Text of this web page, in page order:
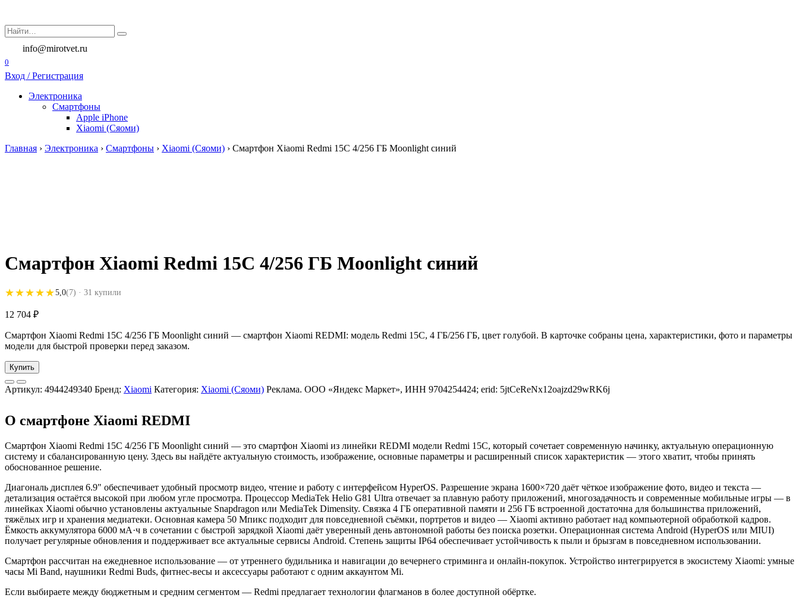
содержанию
Search
for:
info@mirotvet.ru
0
Вход / Регистрация
Электроника
Смартфоны
Apple iPhone
Xiaomi (Сяоми)
Главная › Электроника › Смартфоны › Xiaomi (Сяоми) › Смартфон Xiaomi Redmi 15C 4/256 ГБ Moonlight синий
Смартфон Xiaomi Redmi 15C 4/256 ГБ Moonlight синий
★★★★★
★★★★★5,0(7) · 31 купили
12 704 ₽
Смартфон Xiaomi Redmi 15C 4/256 ГБ Moonlight синий — смартфон Xiaomi REDMI: модель Redmi 15C, 4 ГБ/256 ГБ, цвет голубой. В карточке собраны цена, характеристики, фото и параметры
модели для быстрой проверки перед заказом.
Купить
Артикул: 4944249340 Бренд: Xiaomi Категория: Xiaomi (Сяоми) Реклама. ООО «Яндекс Маркет», ИНН 9704254424; erid: 5jtCeReNx12oajzd29wRK6j
О смартфоне Xiaomi REDMI
Смартфон Xiaomi Redmi 15C 4/256 ГБ Moonlight синий — это смартфон Xiaomi из линейки REDMI модели Redmi 15C, который сочетает современную начинку, актуальную операционную
систему и сбалансированную цену. Здесь вы найдёте актуальную стоимость, изображение, основные параметры и расширенный список характеристик — этого хватит, чтобы принять
обоснованное решение.
Диагональ дисплея 6.9" обеспечивает удобный просмотр видео, чтение и работу с интерфейсом HyperOS. Разрешение экрана 1600×720 даёт чёткое изображение фото, видео и текста —
детализация остаётся высокой при любом угле просмотра. Процессор MediaTek Helio G81 Ultra отвечает за плавную работу приложений, многозадачность и современные мобильные игры — в
линейках Xiaomi обычно установлены актуальные Snapdragon или MediaTek Dimensity. Связка 4 ГБ оперативной памяти и 256 ГБ встроенной достаточна для большинства приложений,
тяжёлых игр и хранения медиатеки. Основная камера 50 Мпикс подходит для повседневной съёмки, портретов и видео — Xiaomi активно работает над компьютерной обработкой кадров.
Ёмкость аккумулятора 6000 мА·ч в сочетании с быстрой зарядкой Xiaomi даёт уверенный день автономной работы без поиска розетки. Операционная система Android (HyperOS или MIUI)
получает регулярные обновления и поддерживает все актуальные сервисы Android. Степень защиты IP64 обеспечивает устойчивость к пыли и брызгам в повседневном использовании.
Смартфон рассчитан на ежедневное использование — от утреннего будильника и навигации до вечернего стриминга и онлайн-покупок. Устройство интегрируется в экосистему Xiaomi: умные
часы Mi Band, наушники Redmi Buds, фитнес-весы и аксессуары работают с одним аккаунтом Mi.
Если выбираете между бюджетным и средним сегментом — Redmi предлагает технологии флагманов в более доступной обёртке.